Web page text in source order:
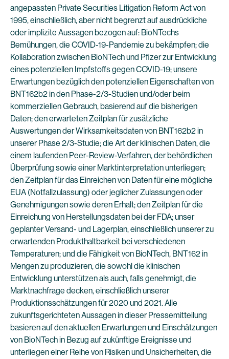
angepassten Private Securities Litigation Reform Act von
1995, einschließlich, aber nicht begrenzt auf ausdrückliche
oder implizite Aussagen bezogen auf: BioNTechs
Bemühungen, die COVID-19-Pandemie zu bekämpfen; die
Kollaboration zwischen BioNTech und Pfizer zur Entwicklung
eines potenziellen Impfstoffs gegen COVID-19; unsere
Erwartungen bezüglich den potenziellen Eigenschaften von
BNT162b2 in den Phase-2/3-Studien und/oder beim
kommerziellen Gebrauch, basierend auf die bisherigen
Daten; den erwarteten Zeitplan für zusätzliche
Auswertungen der Wirksamkeitsdaten von BNT162b2 in
unserer Phase 2/3-Studie; die Art der klinischen Daten, die
einem laufenden Peer-Review-Verfahren, der behördlichen
Überprüfung sowie einer Marktinterpretation unterliegen;
den Zeitplan für das Einreichen von Daten für eine mögliche
EUA (Notfallzulassung) oder jeglicher Zulassungen oder
Genehmigungen sowie deren Erhalt; den Zeitplan für die
Einreichung von Herstellungsdaten bei der FDA; unser
geplanter Versand- und Lagerplan, einschließlich unserer zu
erwartenden Produkthaltbarkeit bei verschiedenen
Temperaturen; und die Fähigkeit von BioNTech, BNT162 in
Mengen zu produzieren, die sowohl die klinischen
Entwicklung unterstützen als auch, falls genehmigt, die
Marktnachfrage decken, einschließlich unserer
Produktionsschätzungen für 2020 und 2021. Alle
zukunftsgerichteten Aussagen in dieser Pressemitteilung
basieren auf den aktuellen Erwartungen und Einschätzungen
von BioNTech in Bezug auf zukünftige Ereignisse und
unterliegen einer Reihe von Risiken und Unsicherheiten, die